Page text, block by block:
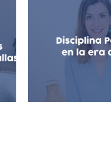
Disciplina
Era